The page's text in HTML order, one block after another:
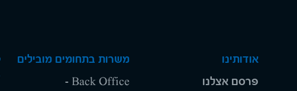
אודותינו
פרסם אצלנו
משרות בתחומים מובילים
Back Office -